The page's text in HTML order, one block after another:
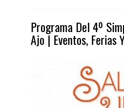
Programa Del 4º
Ajo | Eventos, Ferias